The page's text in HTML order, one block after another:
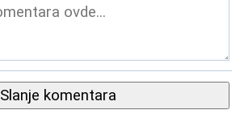
Slanje komentara